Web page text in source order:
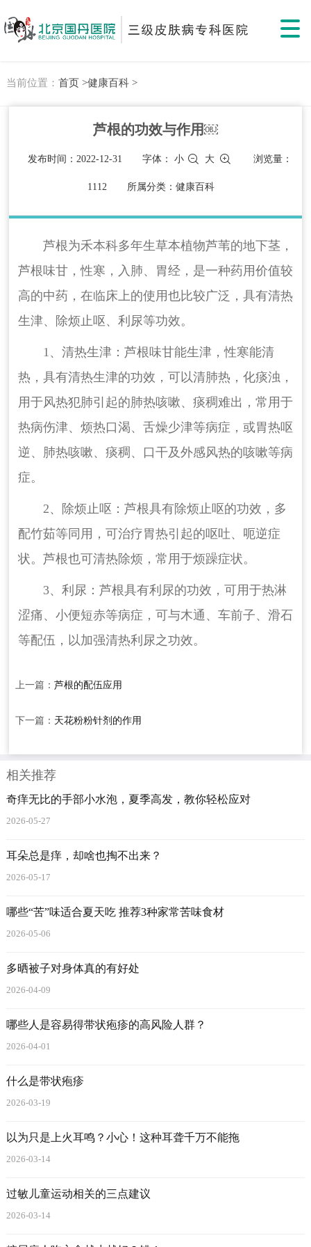
当前位置： 首页 >健康百科 >
芦根的功效与作用￼
发布时间：2022-12-31 字体：小 大 浏览量：
1112 所属分类：健康百科
芦根为禾本科多年生草本植物芦苇的地下茎，
芦根味甘，性寒，入肺、胃经，是一种药用价值较
高的中药，在临床上的使用也比较广泛，具有清热
生津、除烦止呕、利尿等功效。
1、清热生津：芦根味甘能生津，性寒能清
热，具有清热生津的功效，可以清肺热，化痰浊，
用于风热犯肺引起的肺热咳嗽、痰稠难出，常用于
热病伤津、烦热口渴、舌燥少津等病症，或胃热呕
逆、肺热咳嗽、痰稠、口干及外感风热的咳嗽等病
症。
2、除烦止呕：芦根具有除烦止呕的功效，多
配竹茹等同用，可治疗胃热引起的呕吐、呃逆症
状。芦根也可清热除烦，常用于烦躁症状。
3、利尿：芦根具有利尿的功效，可用于热淋
涩痛、小便短赤等病症，可与木通、车前子、滑石
等配伍，以加强清热利尿之功效。
上一篇： 芦根的配伍应用
下一篇： 天花粉粉针剂的作用
相关推荐
奇痒无比的手部小水泡，夏季高发，教你轻松应对
2026-05-27
耳朵总是痒，却啥也掏不出来？
2026-05-17
哪些“苦”味适合夏天吃 推荐3种家常苦味食材
2026-05-06
多晒被子对身体真的有好处
2026-04-09
哪些人是容易得带状疱疹的高风险人群？
2026-04-01
什么是带状疱疹
2026-03-19
以为只是上火耳鸣？小心！这种耳聋千万不能拖
2026-03-14
过敏儿童运动相关的三点建议
2026-03-14